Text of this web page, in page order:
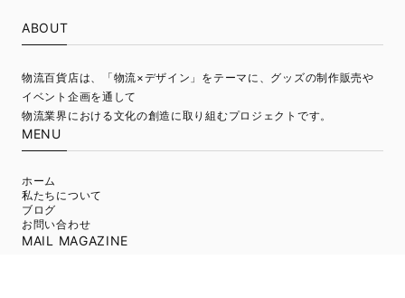
ABOUT
物流百貨店は、「物流×デザイン」をテーマに、グッズの制作販売や
イベント企画を通して
物流業界における文化の創造に取り組むプロジェクトです。
MENU
ホーム
私たちについて
ブログ
お問い合わせ
MAIL MAGAZINE